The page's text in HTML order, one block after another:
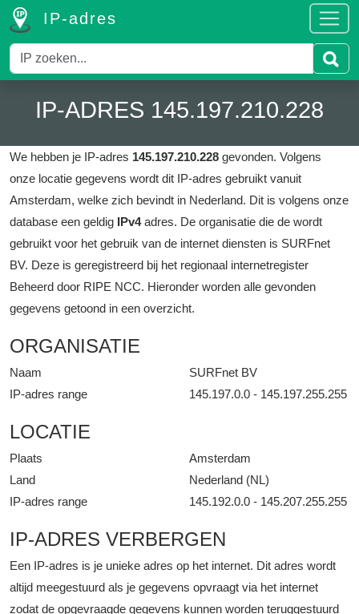
IP-adres
IP-ADRES 145.197.210.228
We hebben je IP-adres 145.197.210.228 gevonden. Volgens
onze locatie gegevens wordt dit IP-adres gebruikt vanuit
Amsterdam, welke zich bevindt in Nederland. Dit is volgens onze
database een geldig IPv4adres. De organisatie die de wordt
gebruikt voor het gebruik van de internet diensten is SURFnet
BV. Deze is geregistreerd bij het regionaal internetregister
Beheerd door RIPE NCC. Hieronder worden alle gevonden
gegevens getoond in een overzicht.
ORGANISATIE
Naam
SURFnet BV
IP-adres range
145.197.0.0 - 145.197.255.255
LOCATIE
Plaats
Amsterdam
Land
Nederland (NL)
IP-adres range
145.192.0.0 - 145.207.255.255
IP-ADRES VERBERGEN
Een IP-adres is je unieke adres op het internet. Dit adres wordt
altijd meegestuurd als je gegevens opvraagt via het internet
zodat de opgevraagde gegevens kunnen worden teruggestuurd